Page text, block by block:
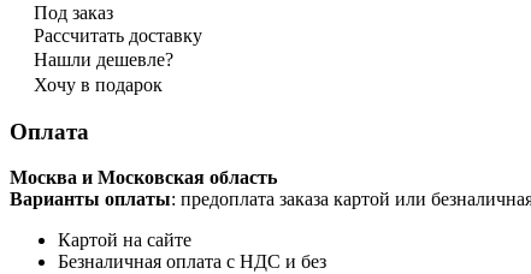
Под заказ
Рассчитать доставку
Нашли дешевле?
Хочу в подарок
Оплата
Москва и Московская область
Варианты оплаты: предоплата заказа картой или
Картой на сайте
Безналичная оплата с НДС и без